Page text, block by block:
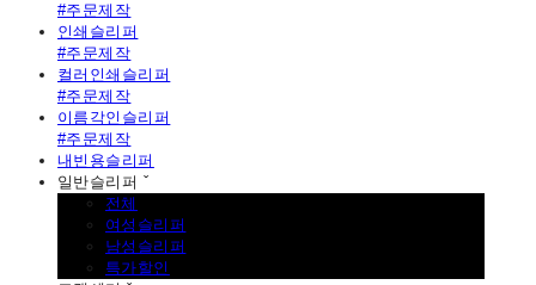
#주문제작
인쇄슬리퍼
#주문제작
컬러인쇄슬리퍼
#주문제작
이름각인슬리퍼
#주문제작
내빈용슬리퍼
일반슬리퍼 ˇ
전체
여성슬리퍼
남성슬리퍼
특가할인